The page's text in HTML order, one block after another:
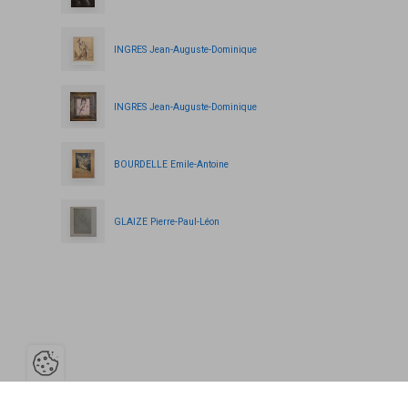
INGRES Jean-Auguste-Dominique
INGRES Jean-Auguste-Dominique
BOURDELLE Emile-Antoine
GLAIZE Pierre-Paul-Léon
Ouvrir la barre de gestion des